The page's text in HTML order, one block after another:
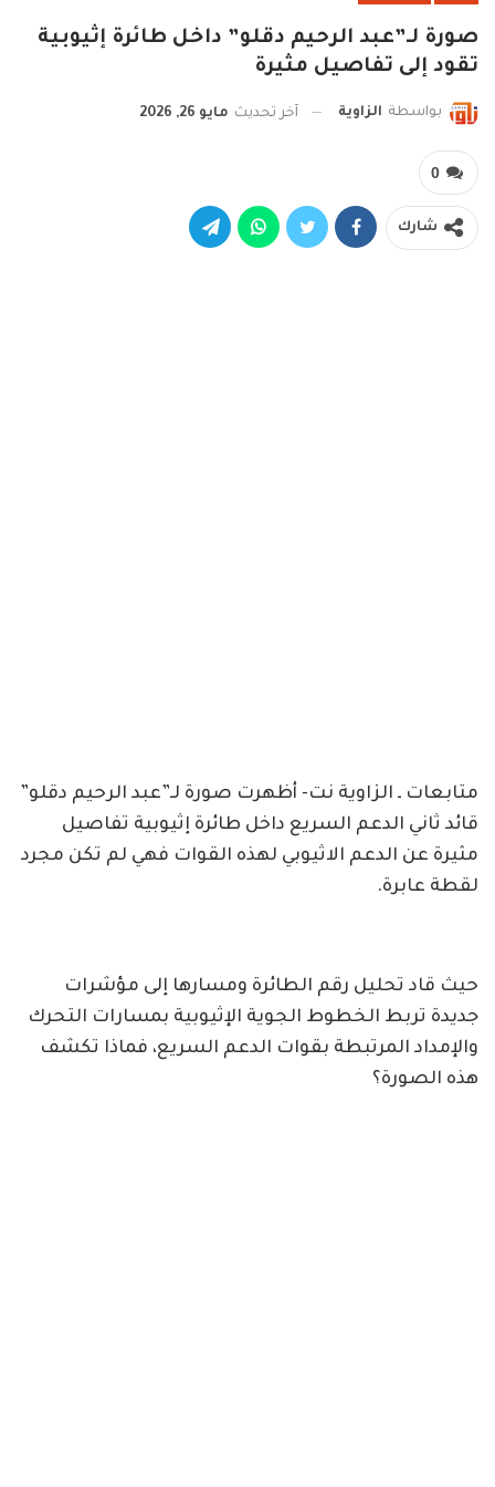
صورة لـ”عبد الرحيم دقلو” داخل طائرة إثيوبية
تقود إلى تفاصيل مثيرة
بواسطة الزاوية آخر تحديث مايو 26, 2026
0
شارك
متابعات ـ الزاوية نت- أظهرت صورة لـ”عبد الرحيم دقلو”
قائد ثاني الدعم السريع داخل طائرة إثيوبية تفاصيل
مثيرة عن الدعم الاثيوبي لهذه القوات فهي لم تكن مجرد
لقطة عابرة.
حيث قاد تحليل رقم الطائرة ومسارها إلى مؤشرات
جديدة تربط الخطوط الجوية الإثيوبية بمسارات التحرك
والإمداد المرتبطة بقوات الدعم السريع، فماذا تكشف
هذه الصورة؟